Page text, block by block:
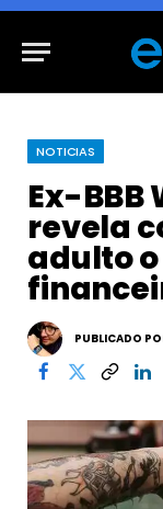
NOTICIAS
Ex-BBB
revela
adulto
PUBLICADO